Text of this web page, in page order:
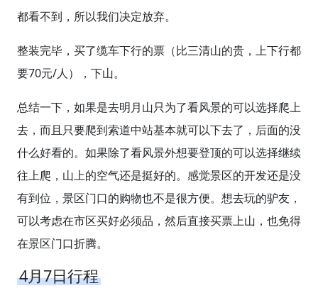
都看不到，所以我们决定放弃。
整装完毕，买了缆车下行的票（比三清山的贵，上下行都
要70元/人），下山。
总结一下，如果是去明月山只为了看风景的可以选择爬上
去，而且只要爬到索道中站基本就可以下去了，后面的没
什么好看的。如果除了看风景外想要登顶的可以选择继续
往上爬，山上的空气还是挺好的。感觉景区的开发还是没
有到位，景区门口的购物也不是很方便。想去玩的驴友，
可以考虑在市区买好必须品，然后直接买票上山，也免得
在景区门口折腾。
4月7日行程